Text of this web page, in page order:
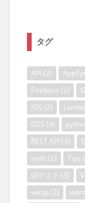
タグ
API (2)
Firebase (2)
iOS (2)
OSS (4)
REST API (3)
swift (2) Tips
UIテスト (3)
webp (2)